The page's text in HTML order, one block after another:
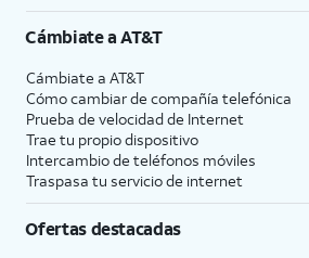
Cámbiate aAT&T
Cámbiate a AT&T
Cómo cambiar de compañía telefónica
Prueba de velocidad de Internet
Trae tu propio dispositivo
Intercambio de teléfonos móviles
Traspasa tu servicio de internet
Ofertas destacadas